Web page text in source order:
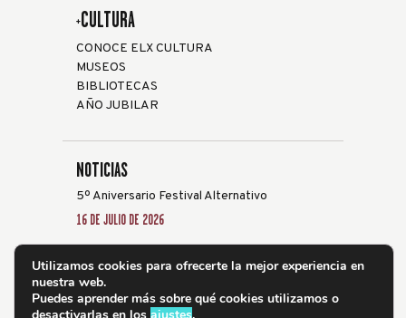
+CULTURA
CONOCE ELX CULTURA
MUSEOS
BIBLIOTECAS
AÑO JUBILAR
NOTICIAS
5º Aniversario Festival Alternativo
16 DE JULIO DE 2026
Guitarra ‘Ciutat d’Elx’ del 24 al 31 de julio
19 DE JUNIO DE 2026
Utilizamos cookies para ofrecerte la mejor experiencia en
nuestra web.
Puedes aprender más sobre qué cookies utilizamos o